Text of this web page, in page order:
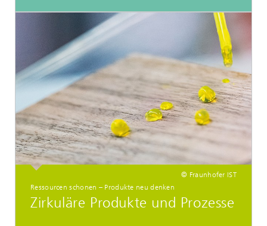
© Fraunhofer IST
Ressourcen schonen – Produkte neu denken
Zirkuläre Produkte und Prozesse